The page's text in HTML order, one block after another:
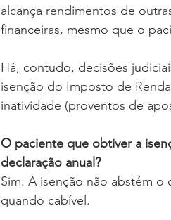
alcança rendimentos de
financeiras, mesmo que o
Há, contudo, decisões
isenção do Imposto de
inatividade (proventos de
O paciente que obtiver a
declaração anual?
Sim. A isenção não abstém
quando cabível.